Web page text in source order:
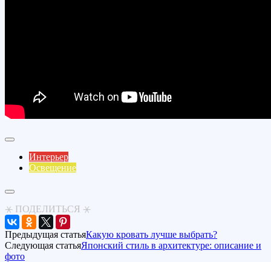
Интерьер
Освещение
⚹ ПОДЕЛИТЬСЯ ⚹
Предыдущая статьяКакую кровать лучше выбрать?
Следующая статьяЯпонский стиль в архитектуре: описание и
фото